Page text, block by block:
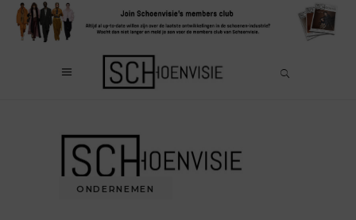
ONDERNEMEN